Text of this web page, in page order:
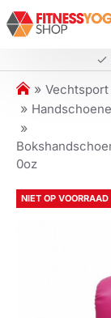
h
o
e
0oz
NIET OP VOORRAAD